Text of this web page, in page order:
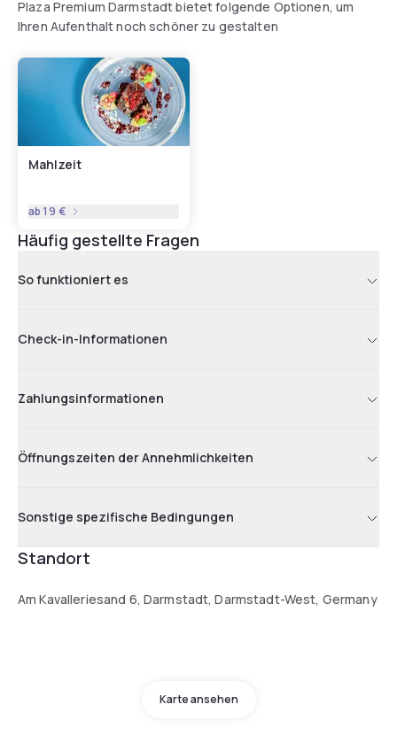
Plaza Premium Darmstadt bietet folgende Optionen, um
Ihren Aufenthalt noch schöner zu gestalten
Mahlzeit
ab19 €
Häufig gestellte Fragen
So funktioniert es
Check-in-Informationen
Zahlungsinformationen
Öffnungszeiten der Annehmlichkeiten
Sonstige spezifische Bedingungen
Standort
Am Kavalleriesand 6, Darmstadt, Darmstadt-West, Germany
Karte ansehen